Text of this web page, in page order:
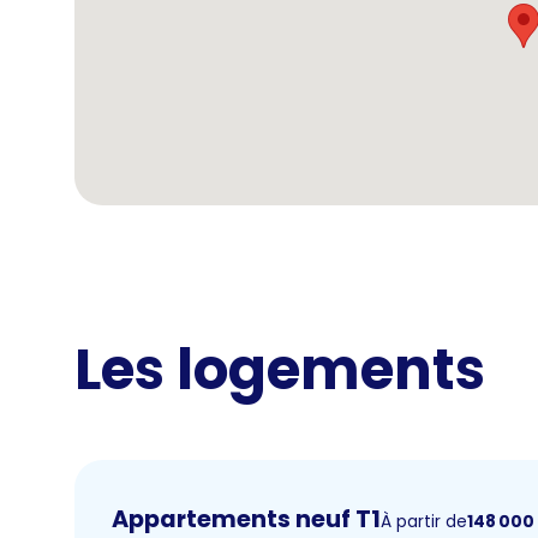
Les logements
Appartements neuf T1À partir de148 000